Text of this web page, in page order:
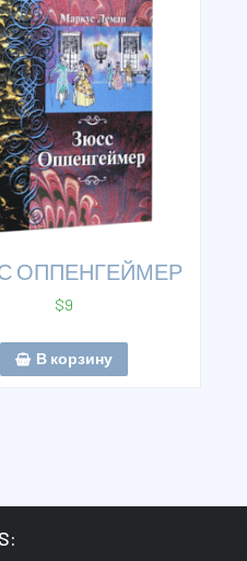
ОППЕНГЕЙМЕР
$9
В корзину